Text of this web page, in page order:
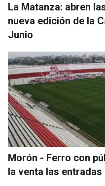
La Matanza: abren
nueva edición de la
Junio
Morón - Ferro con
la venta las entradas